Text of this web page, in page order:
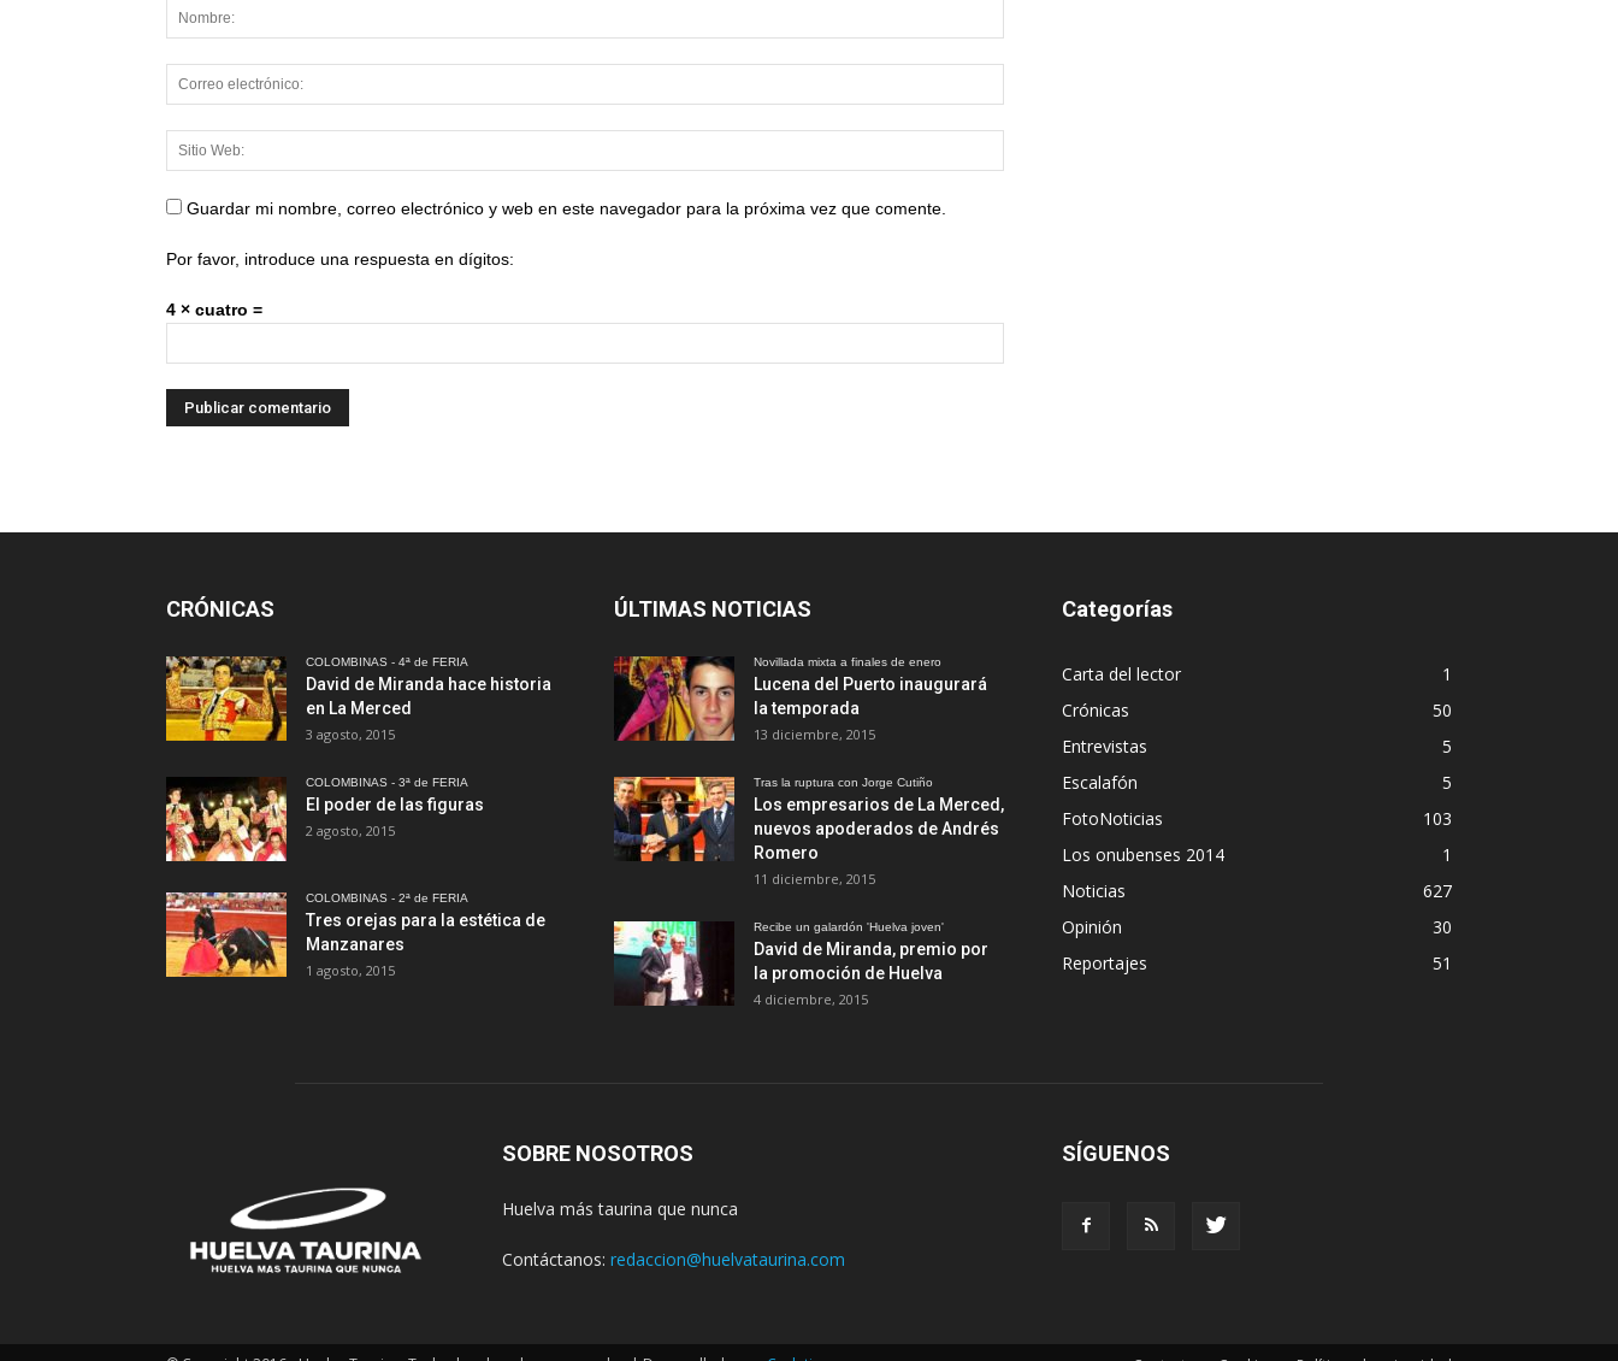
Guardar mi nombre, correo electrónico y web en este navegador para la próxima vez que comente.
Por favor, introduce una respuesta en dígitos:
4 × cuatro =
CRÓNICAS
COLOMBINAS - 4ª de FERIA
David de Miranda hace historia
en La Merced
3 agosto, 2015
COLOMBINAS - 3ª de FERIA
El poder de las figuras
2 agosto, 2015
COLOMBINAS - 2ª de FERIA
Tres orejas para la estética de
Manzanares
1 agosto, 2015
ÚLTIMAS NOTICIAS
Novillada mixta a finales de enero
Lucena del Puerto inaugurará
la temporada
13 diciembre, 2015
Tras la ruptura con Jorge Cutiño
Los empresarios de La Merced,
nuevos apoderados de Andrés
Romero
11 diciembre, 2015
Recibe un galardón 'Huelva joven'
David de Miranda, premio por
la promoción de Huelva
4 diciembre, 2015
Categorías
Carta del lector
1
Crónicas
50
Entrevistas
5
Escalafón
5
FotoNoticias
103
Los onubenses 2014
1
Noticias
627
Opinión
30
Reportajes
51
SOBRE NOSOTROS
Huelva más taurina que nunca
Contáctanos: redaccion@huelvataurina.com
SÍGUENOS